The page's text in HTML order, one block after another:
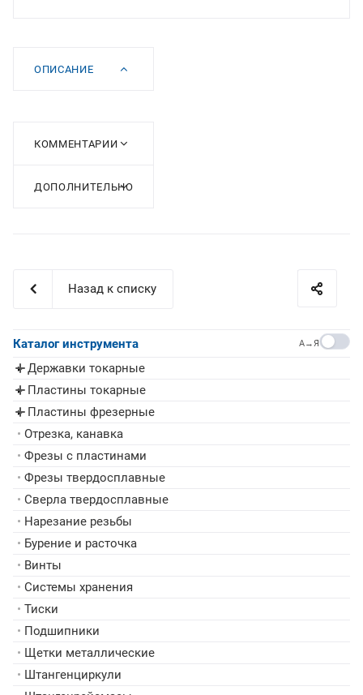
ОПИСАНИЕ
КОММЕНТАРИИ
ДОПОЛНИТЕЛЬНО
Назад к списку
Каталог инструмента A→Я
▸ Державки токарные
▸ Пластины токарные
▸ Пластины фрезерные
• Отрезка, канавка
• Фрезы с пластинами
• Фрезы твердосплавные
• Сверла твердосплавные
• Нарезание резьбы
• Бурение и расточка
• Винты
• Системы хранения
• Тиски
• Подшипники
• Щетки металлические
• Штангенциркули